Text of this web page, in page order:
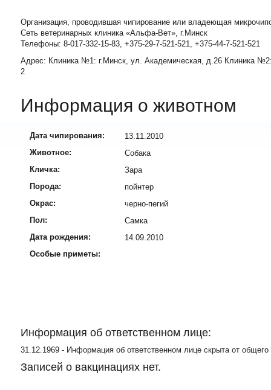
Организация, проводившая чипирование или владеющая
Сеть ветеринарных клиника «Альфа-Вет», г.Минск
Телефоны: 8-017-332-15-83, +375-29-7-521-521, +375-44-7-521-521
Адрес: Клиника №1: г.Минск, ул. Академическая, д.26 Клиника
2
Информация о животном
Дата чипирования:
13.11.2010
Животное:
Собака
Кличка:
Зара
Порода:
пойнтер
Окрас:
черно-пегий
Пол:
Самка
Дата рождения:
14.09.2010
Особые приметы:
Информация об ответственном лице:
31.12.1969 - Информация об ответственном лице скрыта от общего
Записей о вакцинациях нет.